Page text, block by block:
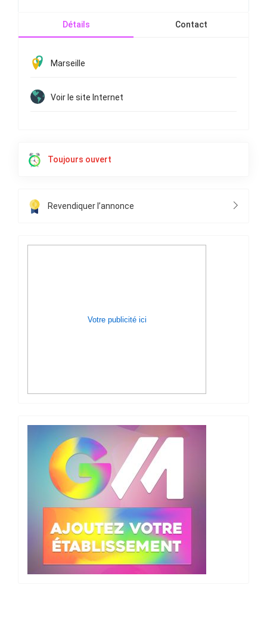
Détails Contact
Marseille
Voir le site Internet
Toujours ouvert
Revendiquer l’annonce
Votre publicité ici